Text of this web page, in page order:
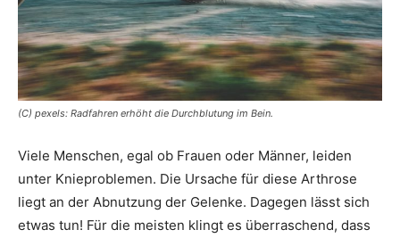
(C) pexels: Radfahren erhöht die Durchblutung im Bein.
Viele Menschen, egal ob Frauen oder Männer, leiden
unter Knieproblemen. Die Ursache für diese Arthrose
liegt an der Abnutzung der Gelenke. Dagegen lässt sich
etwas tun! Für die meisten klingt es überraschend, dass